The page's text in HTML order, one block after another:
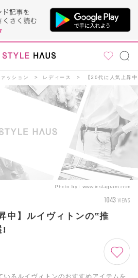
ァッション レディース 【20代に人気上昇
Photo by： www.instagram.com
1043 VIEWS
中】ルイヴィトンの‟推
!
いるルイヴィトンのおすすめアイテムを